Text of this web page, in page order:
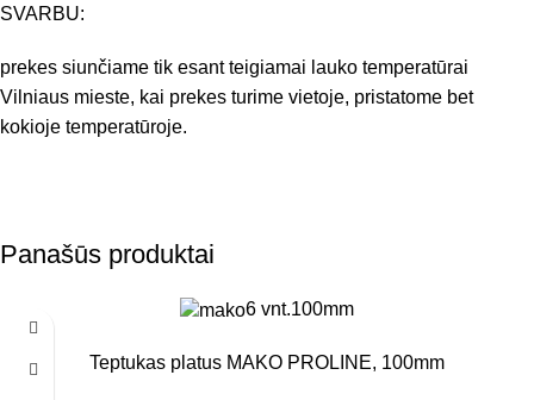
SVARBU:
prekes siunčiame tik esant teigiamai lauko temperatūrai
Vilniaus mieste, kai prekes turime vietoje, pristatome bet
kokioje temperatūroje.
Panašūs produktai
6 vnt.100mm
Teptukas platus MAKO PROLINE, 100mm